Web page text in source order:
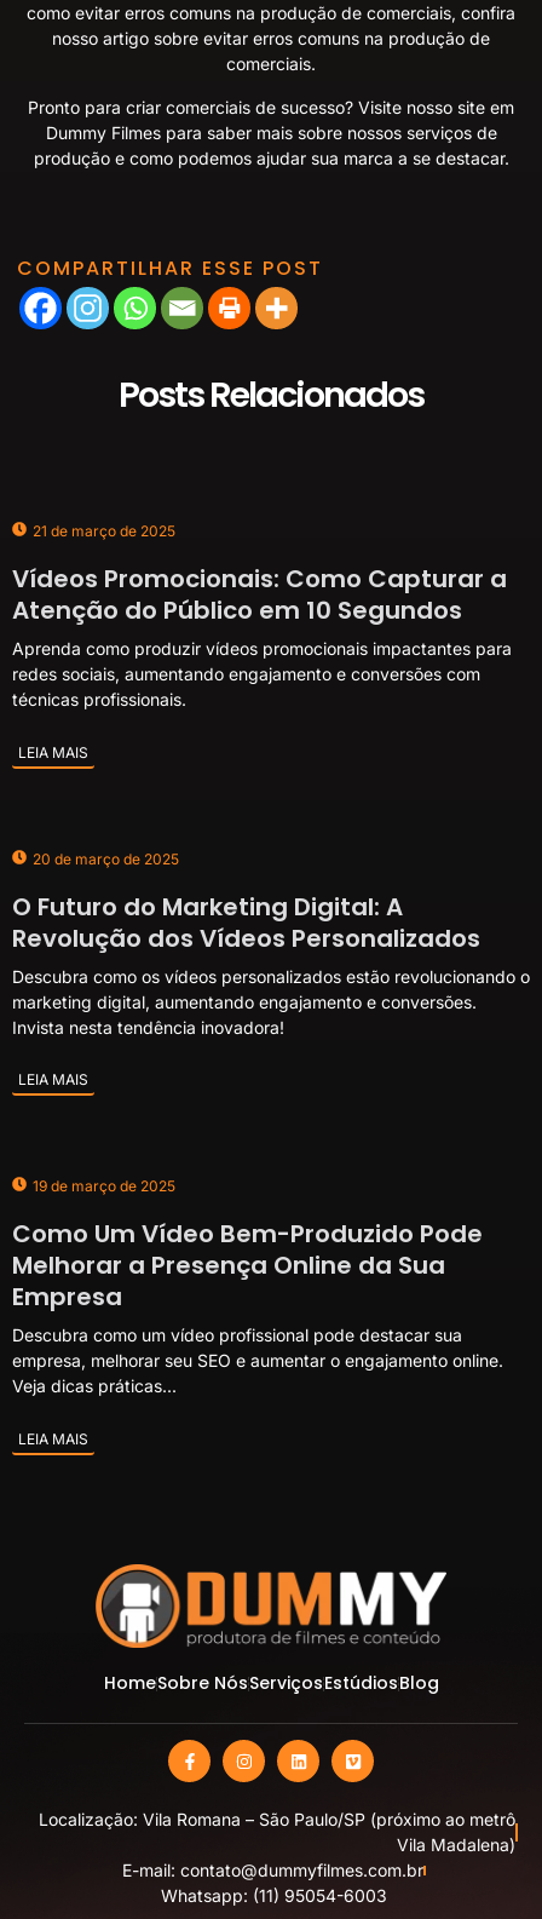
como evitar erros comuns na produção de comerciais, confira
nosso artigo sobre evitar erros comuns na produção de
comerciais.
Pronto para criar comerciais de sucesso? Visite nosso site em
Dummy Filmespara saber mais sobre nossos serviços de
produção e como podemos ajudar sua marca a se destacar.
COMPARTILHAR ESSE POST
Posts Relacionados
21 de março de 2025
Vídeos Promocionais: Como Capturar a
Atenção do Público em 10 Segundos
Aprenda como produzir vídeos promocionais impactantes para
redes sociais, aumentando engajamento e conversões com
técnicas profissionais.
LEIA MAIS
20 de março de 2025
O Futuro do Marketing Digital: A
Revolução dos Vídeos Personalizados
Descubra como os vídeos personalizados estão revolucionando o
marketing digital, aumentando engajamento e conversões.
Invista nesta tendência inovadora!
LEIA MAIS
19 de março de 2025
Como Um Vídeo Bem-Produzido Pode
Melhorar a Presença Online da Sua
Empresa
Descubra como um vídeo profissional pode destacar sua
empresa, melhorar seu SEO e aumentar o engajamento online.
Veja dicas práticas...
LEIA MAIS
HomeSobre NósServiçosEstúdiosBlog
Localização: Vila Romana – São Paulo/SP (próximo ao metrô
Vila Madalena)
E-mail: contato@dummyfilmes.com.br
Whatsapp: (11) 95054-6003